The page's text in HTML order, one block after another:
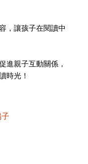
，讓孩子在閱讀中
進親子互動關係，
時光！